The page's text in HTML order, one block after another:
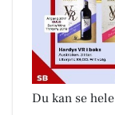
Du kan se hele